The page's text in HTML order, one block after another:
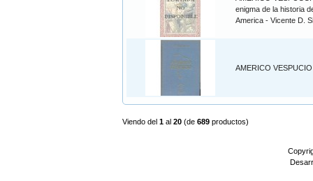
enigma de la historia
America - Vicente D.
AMERICO VESPUCIO
Viendo del 1 al 20 (de 689 productos)